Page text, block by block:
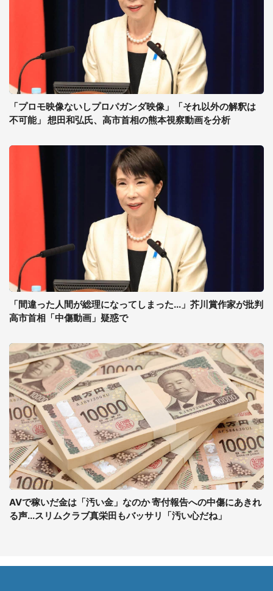
「プロモ映像ないしプロパガンダ映像」「それ以外の解釈は
不可能」 想田和弘氏、高市首相の熊本視察動画を分析
「間違った人間が総理になってしまった...」芥川賞作家が批判
高市首相「中傷動画」疑惑で
AVで稼いだ金は「汚い金」なのか 寄付報告への中傷にあきれ
る声...スリムクラブ真栄田もバッサリ「汚い心だね」